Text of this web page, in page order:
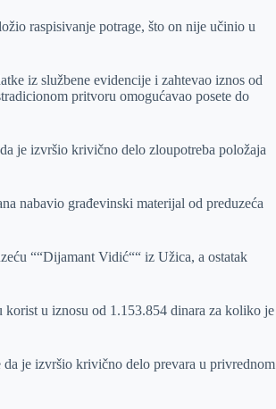
raspisivanje potrage, što on nije učinio u
iz službene evidencije i zahtevao iznos od
pritvoru omogućavao posete do
je izvršio krivično delo zloupotreba položaja
nabavio građevinski materijal od preduzeća
““Dijamant Vidić““ iz Užica, a ostatak
u iznosu od 1.153.854 dinara za koliko je
je izvršio krivično delo prevara u privrednom